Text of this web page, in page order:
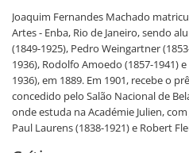
Joaquim Fernandes Machado
Artes - Enba, Rio de Janeiro, sendo
(1849-1925), Pedro Weingartner
1936), Rodolfo Amoedo (1857-1941)
1936), em 1889. Em 1901, recebe o
concedido pelo Salão Nacional de
onde estuda na Académie Julien, com
Paul Laurens (1838-1921) e Robert